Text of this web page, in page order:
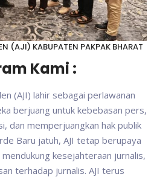
(AJI) KABUPATEN PAKPAK BHARAT
Kami :
(AJI) lahir sebagai perlawanan
berjuang untuk kebebasan pers,
dan memperjuangkan hak publik
Baru jatuh, AJI tetap berupaya
kesejahteraan jurnalis,
terhadap jurnalis. AJI terus